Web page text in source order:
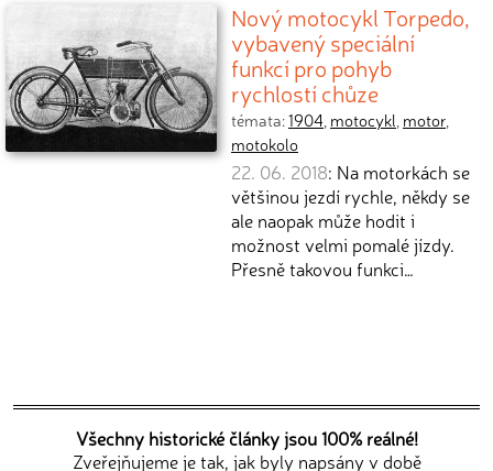
Nový motocykl Torpedo,
vybavený speciální
funkcí pro pohyb
rychlostí chůze
témata:1904, motocykl, motor,
motokolo
22. 06. 2018: Na motorkách se
většinou jezdí rychle, někdy se
ale naopak může hodit i
možnost velmi pomalé jízdy.
Přesně takovou funkci…
Všechny historické články jsou 100% reálné!
Zveřejňujeme je tak, jak byly napsány v době